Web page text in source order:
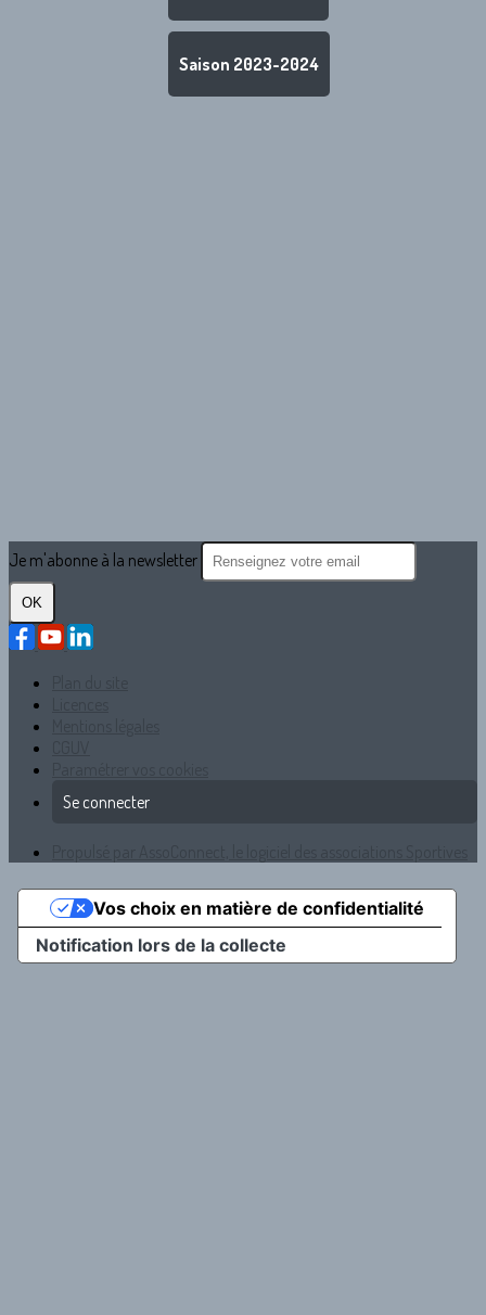
Saison 2023-2024
Je m'abonne à la newsletter
OK
Se connecter
Notification lors de la collecte
Vos choix en matière de confidentialité